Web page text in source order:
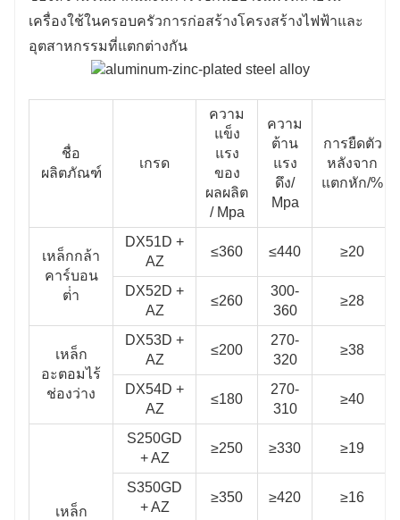
เครื่องใช้ในครอบครัวการก่อสร้างโครงสร้างไฟฟ้าและ
อุตสาหกรรมที่แตกต่างกัน
ชื่อ
ผลิตภัณฑ์
เกรด
ความ
แข็ง
แรง
ของ
ผลผลิต
/ Mpa
ความ
ต้าน
แรง
ดึง/
Mpa
การยืดตัว
หลังจาก
แตกหัก/%
เหล็กกล้า
คาร์บอน
ต่ํา
DX51D +
AZ
≤360 ≤440 ≥20
DX52D +
AZ
≤260
300-
360
≥28
เหล็ก
อะตอมไร้
ช่องว่าง
DX53D +
AZ
≤200
270-
320
≥38
DX54D +
AZ
≤180
270-
310
≥40
เหล็ก
S250GD
+ AZ
≥250 ≥330 ≥19
S350GD
+ AZ
≥350 ≥420 ≥16